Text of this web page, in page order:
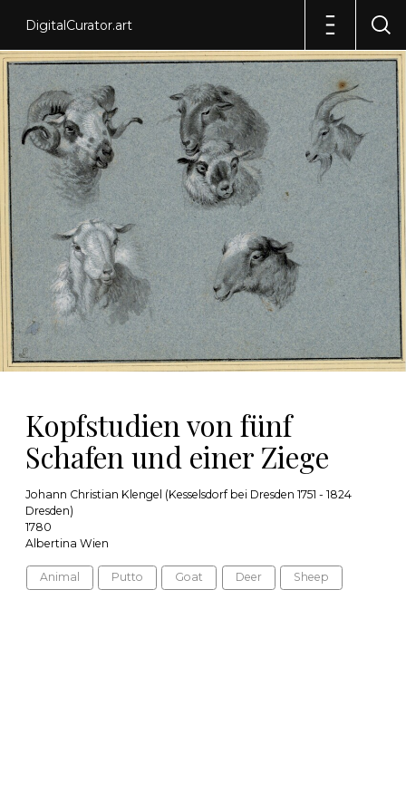
DigitalCurator.art
Kopfstudien von fünf
Schafen und einer Ziege
Johann Christian Klengel (Kesselsdorf bei Dresden 1751 - 1824
Dresden)
1780
Albertina Wien
Animal Putto Goat Deer Sheep